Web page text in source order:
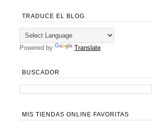
TRADUCE EL BLOG
Powered by Translate
BUSCADOR
MIS TIENDAS ONLINE FAVORITAS